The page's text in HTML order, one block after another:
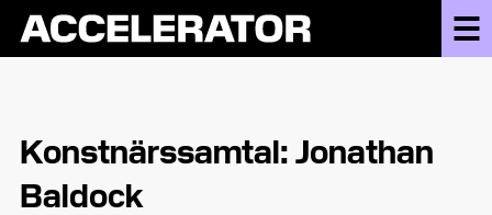
Konstnärssamtal: Jonathan
Baldock